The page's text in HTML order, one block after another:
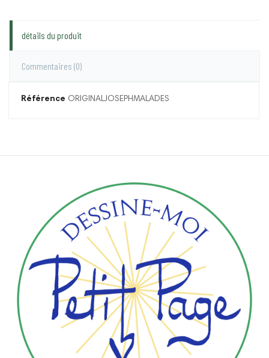
détails du produit
Commentaires (0)
Référence ORIGINALJOSEPHMALADES